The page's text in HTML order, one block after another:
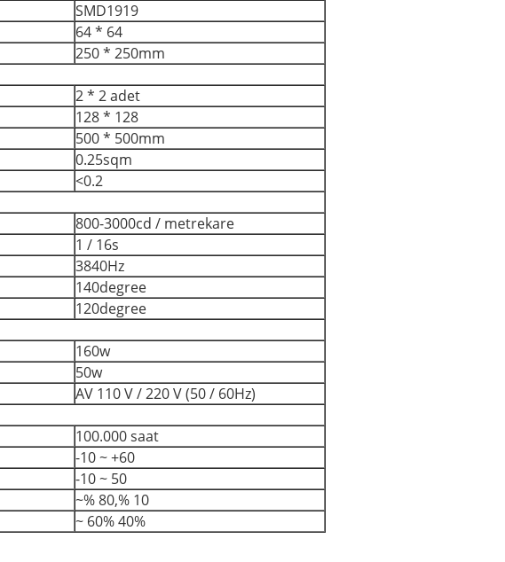
SMD1919
64 * 64
250 * 250mm
2 * 2 adet
128 * 128
500 * 500mm
0.25sqm
<0.2
800-3000cd / metrekare
1 / 16s
3840Hz
140degree
120degree
160w
50w
AV 110 V / 220 V (50 / 60Hz)
100.000 saat
-10 ~ +60
-10 ~ 50
~% 80,% 10
~ 60% 40%